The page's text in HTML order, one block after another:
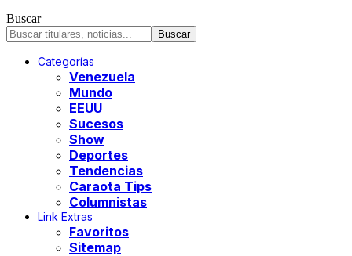
Buscar
Categorías
Venezuela
Mundo
EEUU
Sucesos
Show
Deportes
Tendencias
Caraota Tips
Columnistas
Link Extras
Favoritos
Sitemap